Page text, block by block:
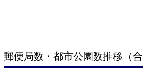
郵便局数・都市公園数推移（合